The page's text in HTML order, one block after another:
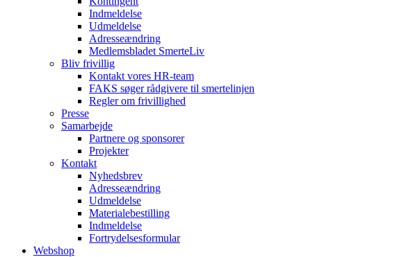
Indmeldelse
Udmeldelse
Adresseændring
Medlemsbladet SmerteLiv
Bliv frivillig
Kontakt vores HR-team
FAKS søger rådgivere til smertelinjen
Regler om frivillighed
Presse
Samarbejde
Partnere og sponsorer
Projekter
Kontakt
Nyhedsbrev
Adresseændring
Udmeldelse
Materialebestilling
Indmeldelse
Fortrydelsesformular
Webshop